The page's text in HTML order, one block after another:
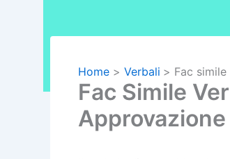
Home Verbali Fac
Fac Simile
Approvazione